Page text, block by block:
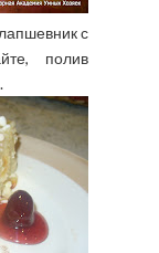
с
полив